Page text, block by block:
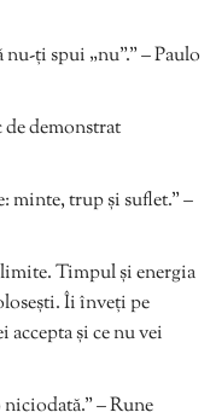
ți spui „nu”.” – Paulo
demonstrat
minte, trup și suflet.” –
Timpul și energia
Îi înveți pe
accepta și ce nu vei
– Rune